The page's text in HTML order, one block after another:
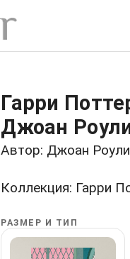
Гарри
Джоан
Автор: Джоан
Коллекция: Гарри
РАЗМЕР И ТИП